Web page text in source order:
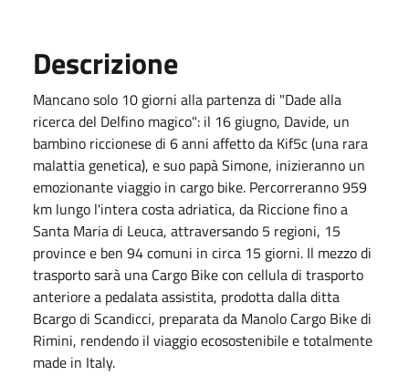
Descrizione
Mancano solo 10 giorni alla partenza di "Dade alla
ricerca del Delfino magico": il 16 giugno, Davide, un
bambino riccionese di 6 anni affetto da Kif5c (una rara
malattia genetica), e suo papà Simone, inizieranno un
emozionante viaggio in cargo bike. Percorreranno 959
km lungo l'intera costa adriatica, da Riccione fino a
Santa Maria di Leuca, attraversando 5 regioni, 15
province e ben 94 comuni in circa 15 giorni. Il mezzo di
trasporto sarà una Cargo Bike con cellula di trasporto
anteriore a pedalata assistita, prodotta dalla ditta
Bcargo di Scandicci, preparata da Manolo Cargo Bike di
Rimini, rendendo il viaggio ecosostenibile e totalmente
made in Italy.